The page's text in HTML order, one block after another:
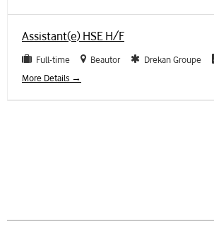
Assistant(e) HSE H/F
Full-time Beautor Drekan Groupe
More Details